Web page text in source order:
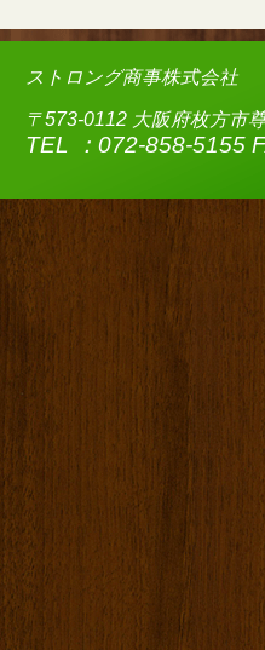
ストロング商事株式会社
〒573-0112 大阪府枚方市
TEL ：072-858-5155